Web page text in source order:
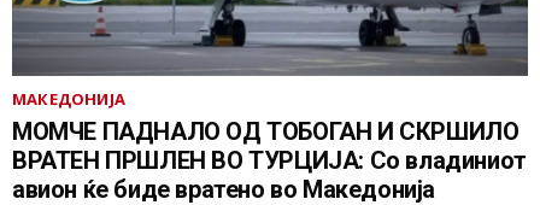
МАКЕДОНИЈА
МОМЧЕ ПАДНАЛО ОД ТОБОГАН И СКРШИЛО
ВРАТЕН ПРШЛЕН ВО ТУРЦИЈА: Со владиниот
авион ќе биде вратено во Македонија